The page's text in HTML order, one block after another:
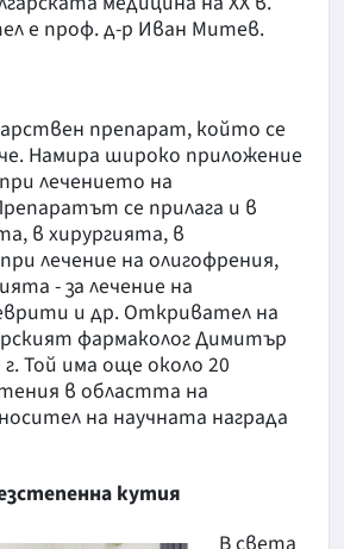
е проф. д-р Иван Митев.
препарат, който се
Намира широко приложение
лечението на
се прилага и в
в хирургията, в
лечение на олигофрения,
- за лечение на
и др. Откривател на
фармаколог Димитър
г. Той има още около 20
в областта на
на научната награда
кутия